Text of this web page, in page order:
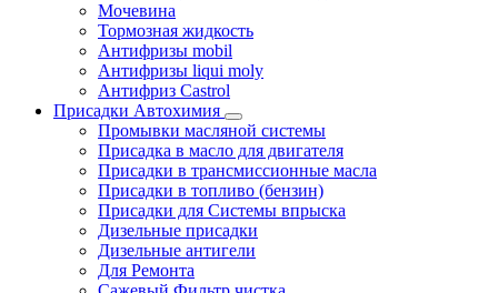
Мочевина
Тормозная жидкость
Антифризы mobil
Антифризы liqui moly
Антифриз Castrol
Присадки Автохимия
Промывки масляной системы
Присадка в масло для двигателя
Присадки в трансмиссионные масла
Присадки в топливо (бензин)
Присадки для Системы впрыска
Дизельные присадки
Дизельные антигели
Для Ремонта